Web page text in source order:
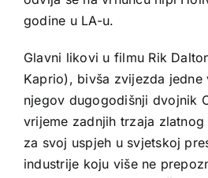
godine u LA-u.
Glavni likovi u filmu Rik
Kaprio), bivša zvijezda jedne
njegov dugogodišnji dvojnik
vrijeme zadnjih trzaja
za svoj uspjeh u svjetskoj
industrije koju više ne